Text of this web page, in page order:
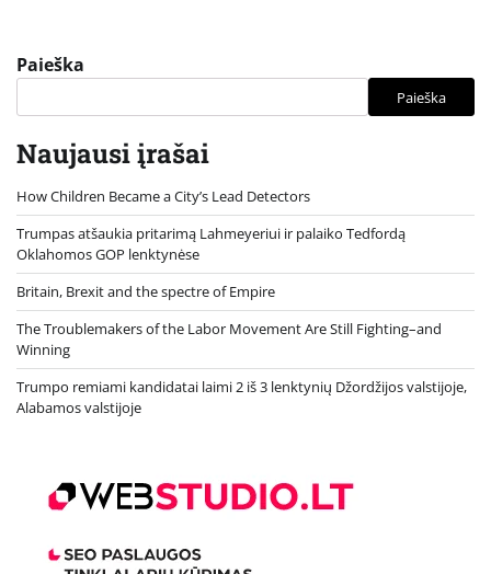
Paieška
Paieška
Naujausi įrašai
How Children Became a City’s Lead Detectors
Trumpas atšaukia pritarimą Lahmeyeriui ir palaiko Tedfordą
Oklahomos GOP lenktynėse
Britain, Brexit and the spectre of Empire
The Troublemakers of the Labor Movement Are Still Fighting–and
Winning
Trumpo remiami kandidatai laimi 2 iš 3 lenktynių Džordžijos valstijoje,
Alabamos valstijoje